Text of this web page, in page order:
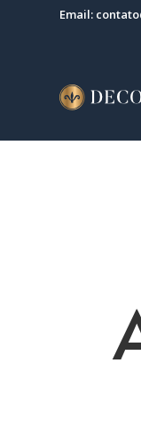
Email: